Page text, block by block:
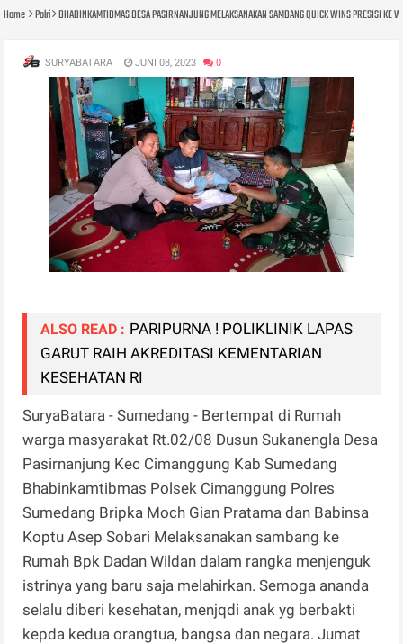
Home Polri BHABINKAMTIBMAS DESA PASIRNANJUNG MELAKSANAKAN SAMBANG QUICK WINS PRESISI KE
SURYABATARA JUNI 08, 2023 0
ALSO READ : PARIPURNA ! POLIKLINIK LAPAS
GARUT RAIH AKREDITASI KEMENTARIAN
KESEHATAN RI
SuryaBatara - Sumedang - Bertempat di Rumah
warga masyarakat Rt.02/08 Dusun Sukanengla Desa
Pasirnanjung Kec Cimanggung Kab Sumedang
Bhabinkamtibmas Polsek Cimanggung Polres
Sumedang Bripka Moch Gian Pratama dan Babinsa
Koptu Asep Sobari Melaksanakan sambang ke
Rumah Bpk Dadan Wildan dalam rangka menjenguk
istrinya yang baru saja melahirkan. Semoga ananda
selalu diberi kesehatan, menjqdi anak yg berbakti
kepda kedua orangtua, bangsa dan negara. Jumat